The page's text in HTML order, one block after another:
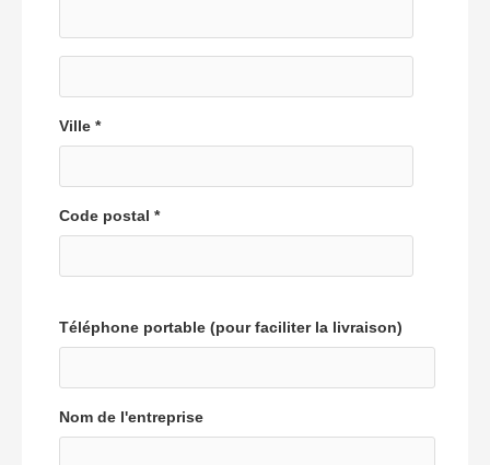
Ville *
Code postal *
Téléphone portable (pour faciliter la livraison)
Nom de l'entreprise